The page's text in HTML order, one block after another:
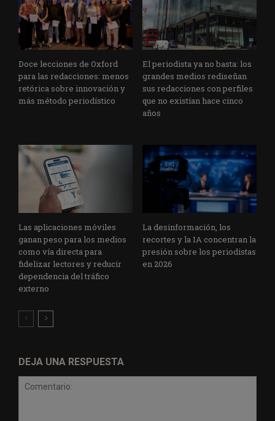
Doce lecciones de Oxford
para las redacciones: menos
retórica sobre innovación y
más método periodístico
El periodista ya no basta: los
grandes medios rediseñan
sus redacciones con perfiles
que no existían hace cinco
años
Las aplicaciones móviles
ganan peso para los medios
como vía directa para
fidelizar lectores y reducir
dependencia del tráfico
externo
La desinformación, los
recortes y la IA concentran la
presión sobre los periodistas
en 2026
DEJA UNA RESPUESTA